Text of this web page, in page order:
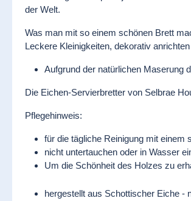
der Welt.
Was man mit so einem schönen Brett
Leckere Kleinigkeiten, dekorativ
Aufgrund der natürlichen Maserung
Die Eichen-Servierbretter von Selbrae
Pflegehinweis:
für die tägliche Reinigung mit einem
nicht untertauchen oder in Wasser
Um die Schönheit des Holzes zu
hergestellt aus Schottischer Eiche -